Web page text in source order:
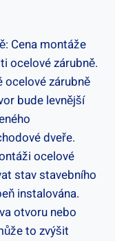
Cena montáže
ocelové zárubně.
zárubně
bude levnější
dveře.
ocelové
stav stavebního
instalována.
otvoru nebo
to zvýšit